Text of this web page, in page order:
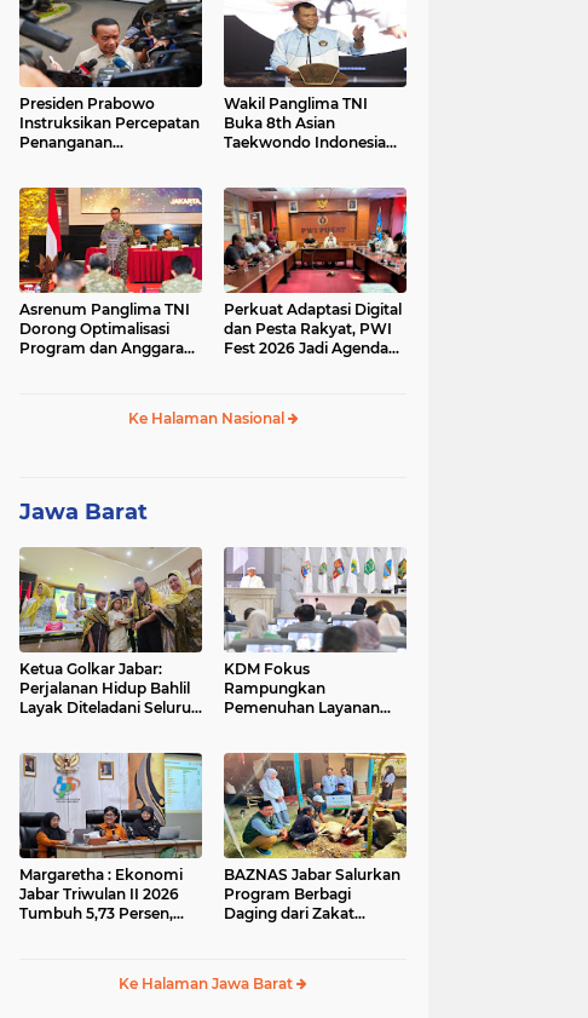
Presiden Prabowo
Instruksikan Percepatan
Penanganan
BBM
Wakil Panglima TNI
Buka 8th Asian
Taekwondo Indonesia
Asrenum Panglima TNI
Dorong Optimalisasi
Program dan Anggaran
Perkuat Adaptasi Digital
dan Pesta Rakyat, PWI
Fest 2026 Jadi Agenda
Ke Halaman Nasional
Jawa Barat
Ketua Golkar Jabar:
Perjalanan Hidup Bahlil
Layak Diteladani Seluruh
KDM Fokus
Rampungkan
Pemenuhan Layanan
Margaretha : Ekonomi
Jabar Triwulan II 2026
Tumbuh 5,73 Persen,
BAZNAS Jabar Salurkan
Program Berbagi
Daging dari Zakat
Ke Halaman Jawa Barat